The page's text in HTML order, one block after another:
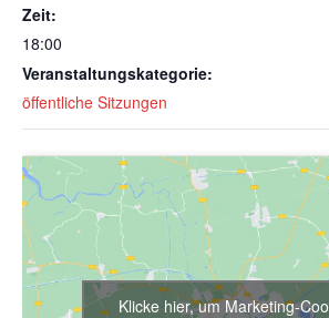
Zeit:
18:00
Veranstaltungskategorie:
öffentliche Sitzungen
Klicke hier, um Marketing-